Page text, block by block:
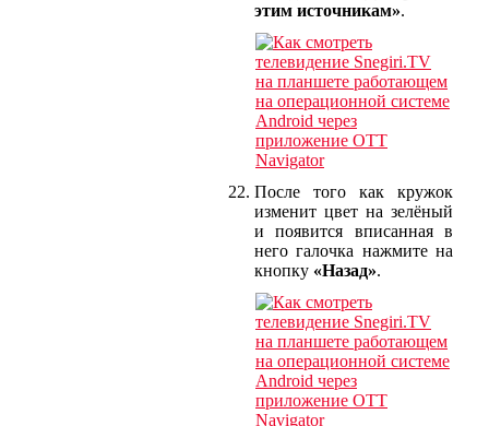
этим источникам».
После того как кружок
изменит цвет на зелёный
и появится вписанная в
него галочка нажмите на
кнопку «Назад».